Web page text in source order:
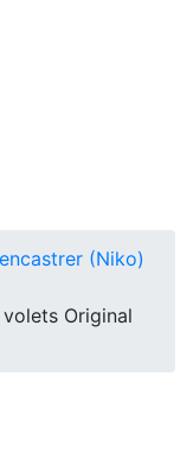
(Niko)
Original